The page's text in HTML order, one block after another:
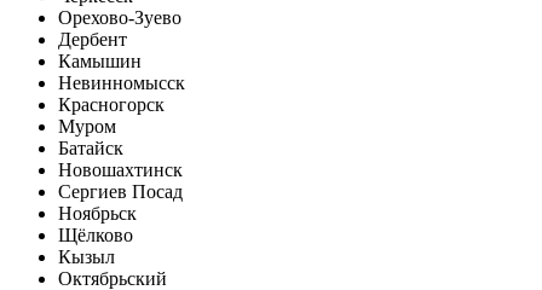
Орехово-Зуево
Дербент
Камышин
Невинномысск
Красногорск
Муром
Батайск
Новошахтинск
Сергиев Посад
Ноябрьск
Щёлково
Кызыл
Октябрьский